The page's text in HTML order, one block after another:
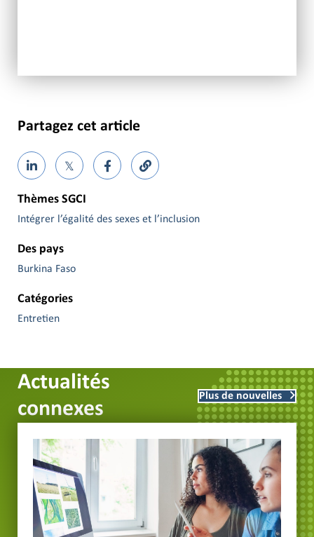
Partagez cet article
𝕏
Thèmes SGCI
Intégrer l’égalité des sexes et l’inclusion
Des pays
Burkina Faso
Catégories
Entretien
Actualités
connexes
Plus de nouvelles